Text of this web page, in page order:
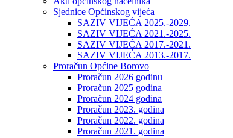
Sjednice Općinskog vijeća
SAZIV VIJEĆA 2025.-2029.
SAZIV VIJEĆA 2021.-2025.
SAZIV VIJEĆA 2017.-2021.
SAZIV VIJEĆA 2013.-2017.
Proračun Općine Borovo
Proračun 2026 godinu
Proračun 2025 godina
Proračun 2024 godina
Proračun 2023. godina
Proračun 2022. godina
Proračun 2021. godina